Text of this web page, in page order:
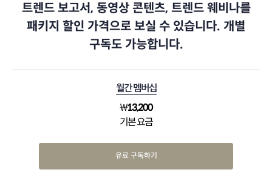
트렌드 보고서, 동영상 콘텐츠, 트렌드 웨비나를
패키지 할인 가격으로 보실 수 있습니다. 개별
구독도 가능합니다.
월간 멤버십
₩13,200
기본 요금
유료 구독하기